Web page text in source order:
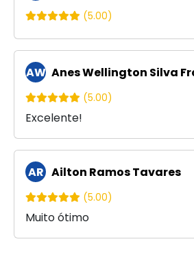
(5.00)
AW Anes Wellington Silva
(5.00)
Excelente!
AR Ailton Ramos Tavares
(5.00)
Muito ótimo